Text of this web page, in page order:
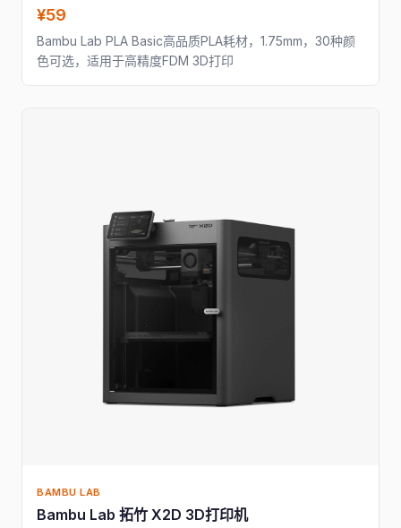
¥59
Bambu Lab PLA Basic高品质PLA耗材，1.75mm，30种颜
色可选，适用于高精度FDM 3D打印
BAMBU LAB
Bambu Lab 拓竹 X2D 3D打印机